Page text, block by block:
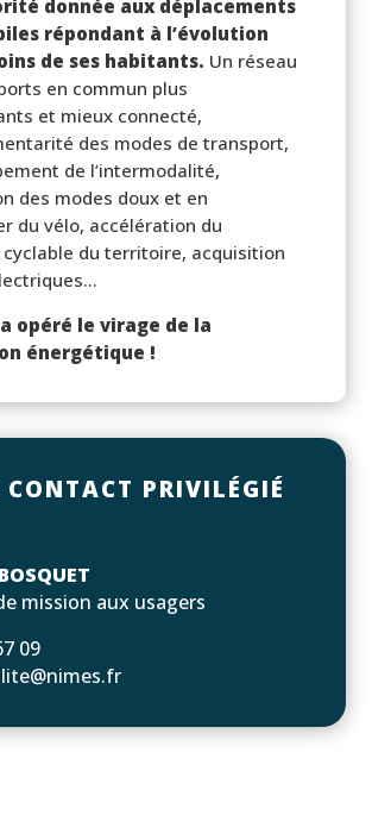
donnée aux déplacements
répondant à l’évolution
de ses habitants. Un réseau
en commun plus
et mieux connecté,
des modes de transport,
de l’intermodalité,
des modes doux et en
du vélo, accélération du
du territoire, acquisition
a opéré le virage de la
énergétique !
CONTACT PRIVILÉGIÉ
mission aux usagers
09